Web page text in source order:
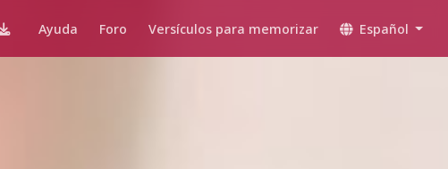
Ayuda Foro Versículos para memorizar Español